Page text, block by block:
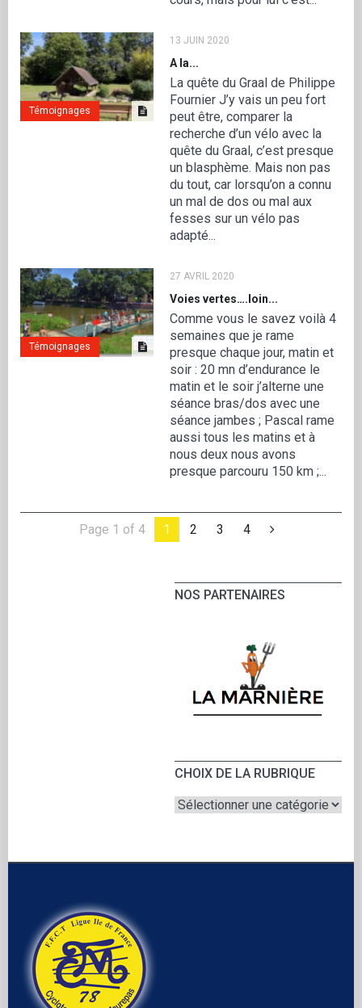
Témoignages
13 JUIN 2020
A la...
La quête du Graal de Philippe
Fournier J’y vais un peu fort
peut être, comparer la
recherche d’un vélo avec la
quête du Graal, c’est presque
un blasphème. Mais non pas
du tout, car lorsqu’on a connu
un mal de dos ou mal aux
fesses sur un vélo pas
adapté...
Témoignages
27 AVRIL 2020
Voies vertes….loin...
Comme vous le savez voilà 4
semaines que je rame
presque chaque jour, matin et
soir : 20 mn d’endurance le
matin et le soir j’alterne une
séance bras/dos avec une
séance jambes ; Pascal rame
aussi tous les matins et à
nous deux nous avons
presque parcouru 150 km ;...
Page 1 of 4 1 2 3 4
NOS PARTENAIRES
CHOIX DE LA RUBRIQUE